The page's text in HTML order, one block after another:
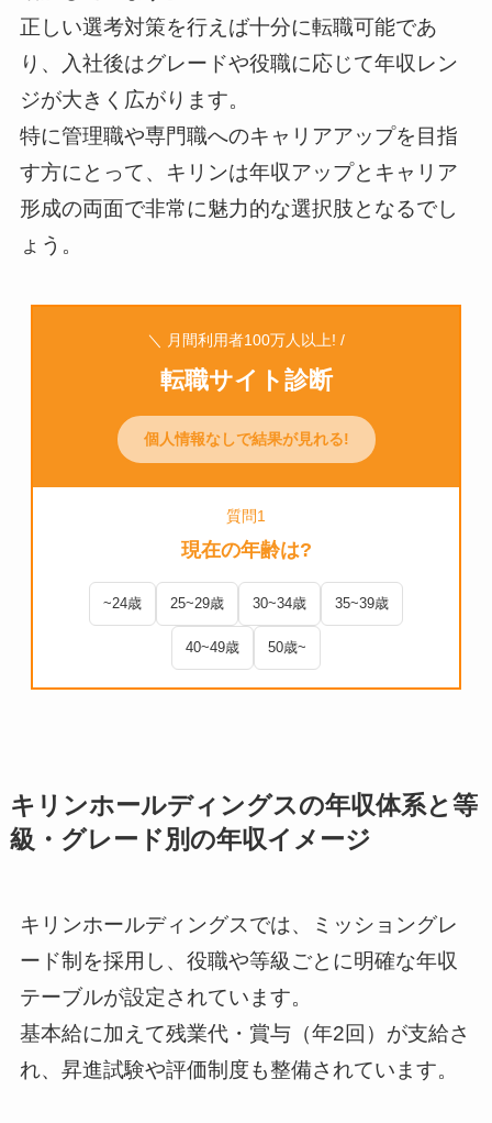
正しい選考対策を行えば十分に転職可能であ
り、入社後はグレードや役職に応じて年収レン
ジが大きく広がります。
特に管理職や専門職へのキャリアアップを目指
す方にとって、キリンは年収アップとキャリア
形成の両面で非常に魅力的な選択肢となるでし
ょう。
＼ 月間利用者100万人以上! /
転職サイト診断
個人情報なしで結果が見れる!
質問1
現在の年齢は?
~24歳 25~29歳 30~34歳 35~39歳
40~49歳 50歳~
キリンホールディングスの年収体系と等
級・グレード別の年収イメージ
キリンホールディングスでは、ミッショングレ
ード制を採用し、役職や等級ごとに明確な年収
テーブルが設定されています。
基本給に加えて残業代・賞与（年2回）が支給さ
れ、昇進試験や評価制度も整備されています。